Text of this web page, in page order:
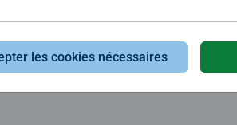
les cookies nécessaires